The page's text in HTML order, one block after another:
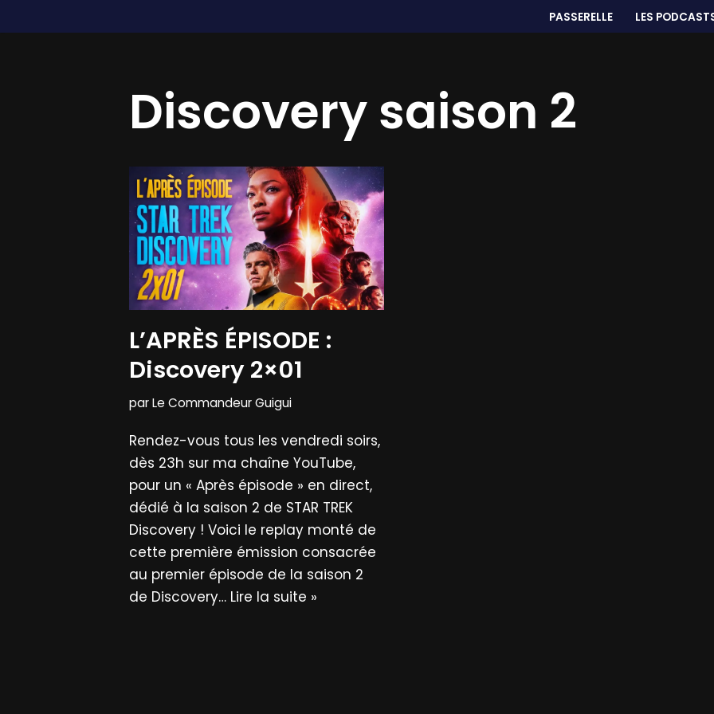
PASSERELLE LES
Discovery saison 2
L’APRÈS ÉPISODE :
Discovery 2×01
parLe Commandeur Guigui
Rendez-vous tous les vendredi soirs,
dès 23h sur ma chaîne YouTube,
pour un « Après épisode » en direct,
dédié à la saison 2 de STAR TREK
Discovery ! Voici le replay monté de
cette première émission consacrée
au premier épisode de la saison 2
de Discovery… Lire la suite »